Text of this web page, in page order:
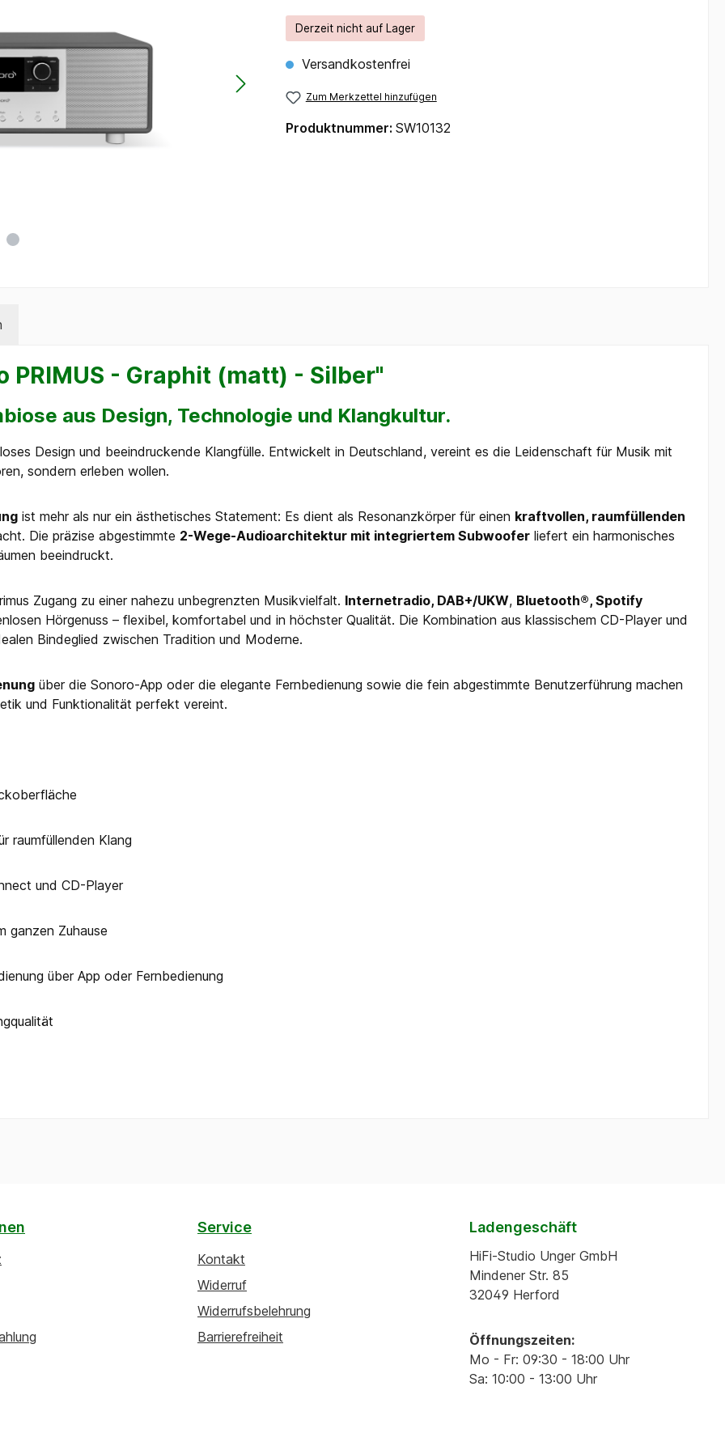
Derzeit nicht auf Lager
Versandkostenfrei
Zum Merkzettel hinzufügen
Produktnummer: SW10132
- Graphit (matt) - Silber"
aus Design, Technologie und Klangkultur.
Design und beeindruckende Klangfülle. Entwickelt in Deutschland, vereint es die Leidenschaft für Musik mit
sondern erleben wollen.
ist mehr als nur ein ästhetisches Statement: Es dient als Resonanzkörper für einen kraftvollen, raumfüllenden
Die präzise abgestimmte 2-Wege-Audioarchitektur mit integriertem Subwoofer liefert ein harmonisches
beeindruckt.
Zugang zu einer nahezu unbegrenzten Musikvielfalt. Internetradio, DAB+/UKW, Bluetooth®, Spotify
Hörgenuss – flexibel, komfortabel und in höchster Qualität. Die Kombination aus klassischem CD-Player und
Bindeglied zwischen Tradition und Moderne.
über die Sonoro-App oder die elegante Fernbedienung sowie die fein abgestimmte Benutzerführung machen
und Funktionalität perfekt vereint.
raumfüllenden Klang
und CD-Player
ganzen Zuhause
über App oder Fernbedienung
Service
Kontakt
Widerruf
Widerrufsbelehrung
Barrierefreiheit
Ladengeschäft
HiFi-Studio Unger GmbH
Mindener Str. 85
32049 Herford
Öffnungszeiten:
Mo - Fr: 09:30 - 18:00 Uhr
Sa: 10:00 - 13:00 Uhr